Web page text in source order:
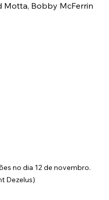
Motta, Bobby McFerrin
no dia 12 de novembro.
Dezelus)